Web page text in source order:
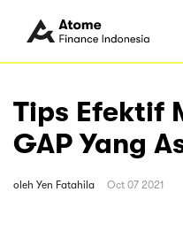
Tips Efektif
GAP Yang
oleh Yen Fatahila Oct 07 2021